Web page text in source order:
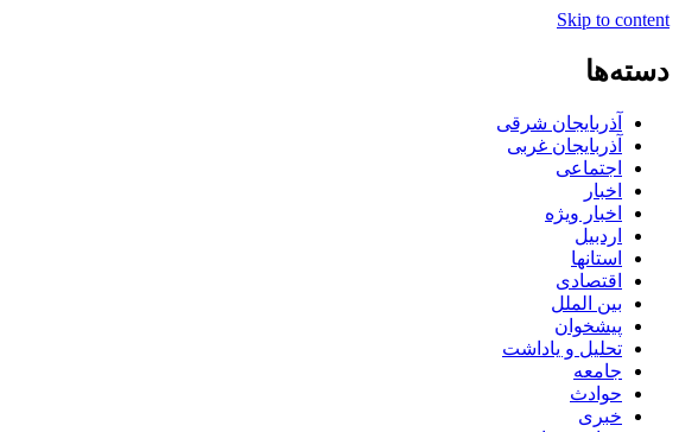
Skip to content
دسته‌ها
آذربایجان شرقی
آذربایجان غربی
اجتماعی
اخبار
اخبار ویژه
اردبیل
استانها
اقتصادی
بین الملل
پیشخوان
تحلیل و یاداشت
جامعه
حوادث
خبری